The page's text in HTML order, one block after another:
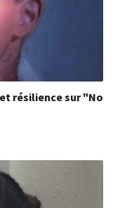
résilience sur "No